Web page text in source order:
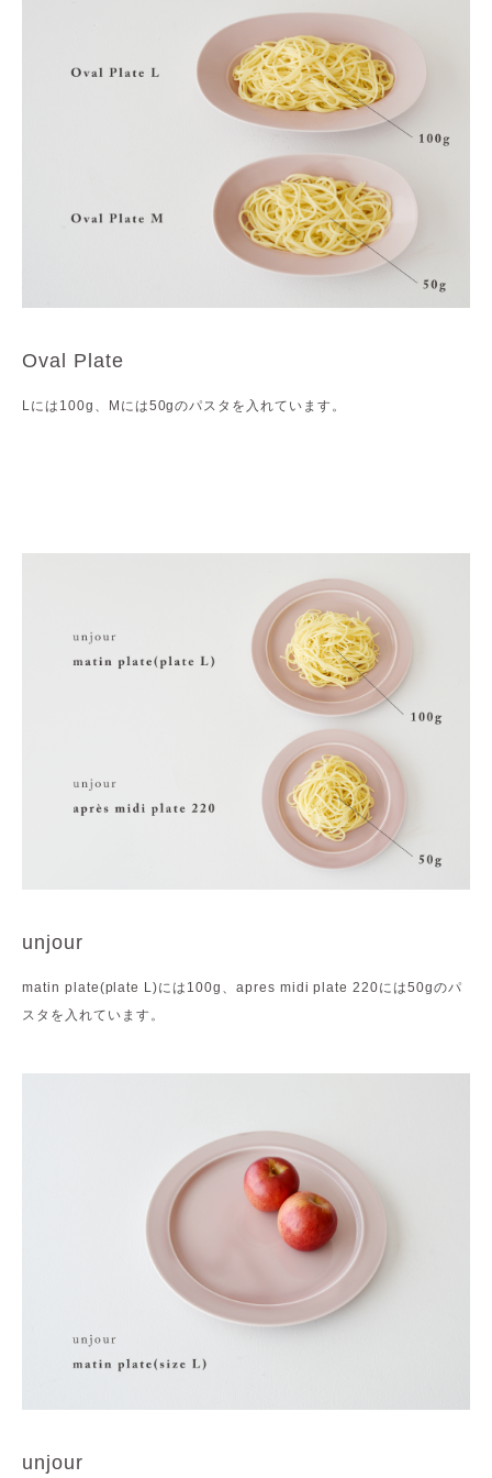
Oval Plate
Lには100g、Mには50gのパスタを入れています。
unjour
matin plate(plate L)には100g、apres midi plate 220には50gのパ
スタを入れています。
unjour